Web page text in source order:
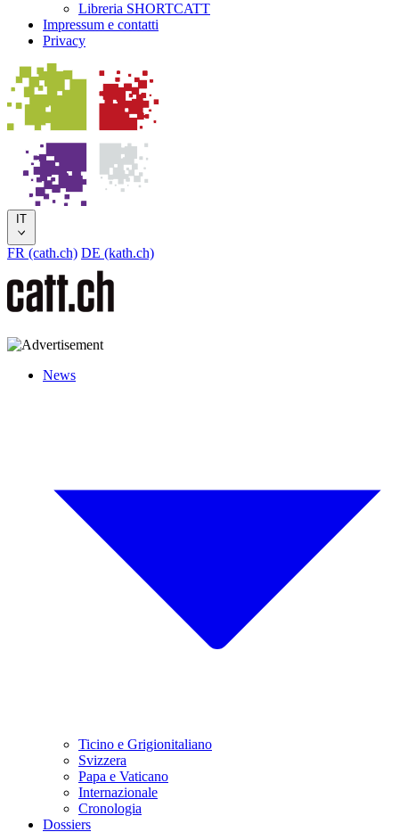
Libreria SHORTCATT
Impressum e contatti
Privacy
IT
FR (cath.ch) DE (kath.ch)
News
Ticino e Grigionitaliano
Svizzera
Papa e Vaticano
Internazionale
Cronologia
Dossiers